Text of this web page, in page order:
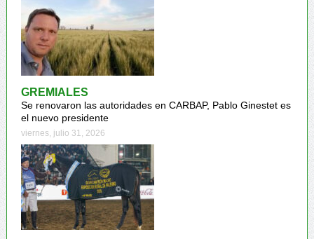
GREMIALES
Se renovaron las autoridades en CARBAP, Pablo Ginestet es
el nuevo presidente
viernes, julio 31, 2026